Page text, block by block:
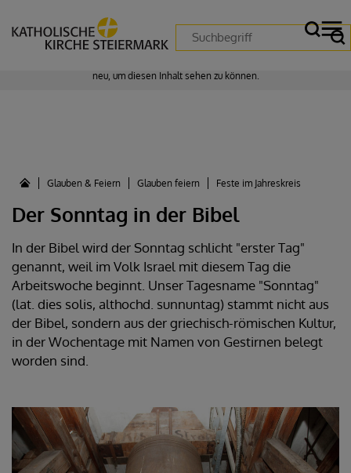
Zustimmung erforderlich!
neu, um diesen Inhalt sehen zu können.
Glauben & Feiern Glauben feiern Feste im Jahreskreis
Der Sonntag in der Bibel
In der Bibel wird der Sonntag schlicht "erster Tag"
genannt, weil im Volk Israel mit diesem Tag die
Arbeitswoche beginnt. Unser Tagesname "Sonntag"
(lat. dies solis, althochd. sunnuntag) stammt nicht aus
der Bibel, sondern aus der griechisch-römischen Kultur,
in der Wochentage mit Namen von Gestirnen belegt
worden sind.